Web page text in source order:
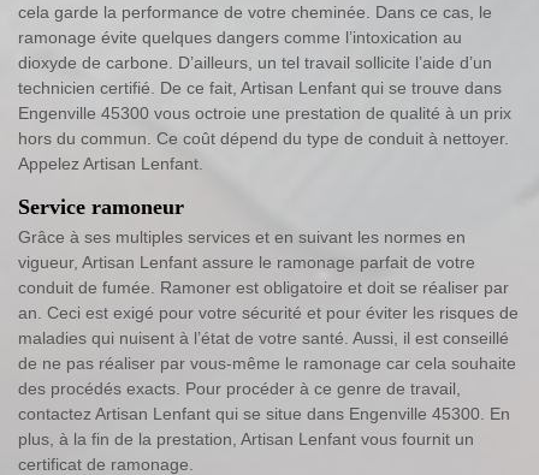
cela garde la performance de votre cheminée. Dans ce cas, le
ramonage évite quelques dangers comme l’intoxication au
dioxyde de carbone. D’ailleurs, un tel travail sollicite l’aide d’un
technicien certifié. De ce fait, Artisan Lenfant qui se trouve dans
Engenville 45300 vous octroie une prestation de qualité à un prix
hors du commun. Ce coût dépend du type de conduit à nettoyer.
Appelez Artisan Lenfant.
Service ramoneur
Grâce à ses multiples services et en suivant les normes en
vigueur, Artisan Lenfant assure le ramonage parfait de votre
conduit de fumée. Ramoner est obligatoire et doit se réaliser par
an. Ceci est exigé pour votre sécurité et pour éviter les risques de
maladies qui nuisent à l’état de votre santé. Aussi, il est conseillé
de ne pas réaliser par vous-même le ramonage car cela souhaite
des procédés exacts. Pour procéder à ce genre de travail,
contactez Artisan Lenfant qui se situe dans Engenville 45300. En
plus, à la fin de la prestation, Artisan Lenfant vous fournit un
certificat de ramonage.